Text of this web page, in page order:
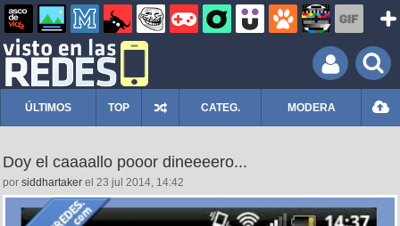
ÚLTIMOS TOP CATEG. MODERA
Doy el caaaallo pooor dineeeero...
por siddhartaker el 23 jul 2014, 14:42